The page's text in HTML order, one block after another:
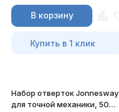
В корзину
Купить в 1 клик
Набор отверток Jonnesway
для точной механики, 50